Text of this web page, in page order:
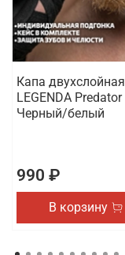
Капа двухслойная
LEGENDA Predator
Черный/белый
990 ₽
В корзину